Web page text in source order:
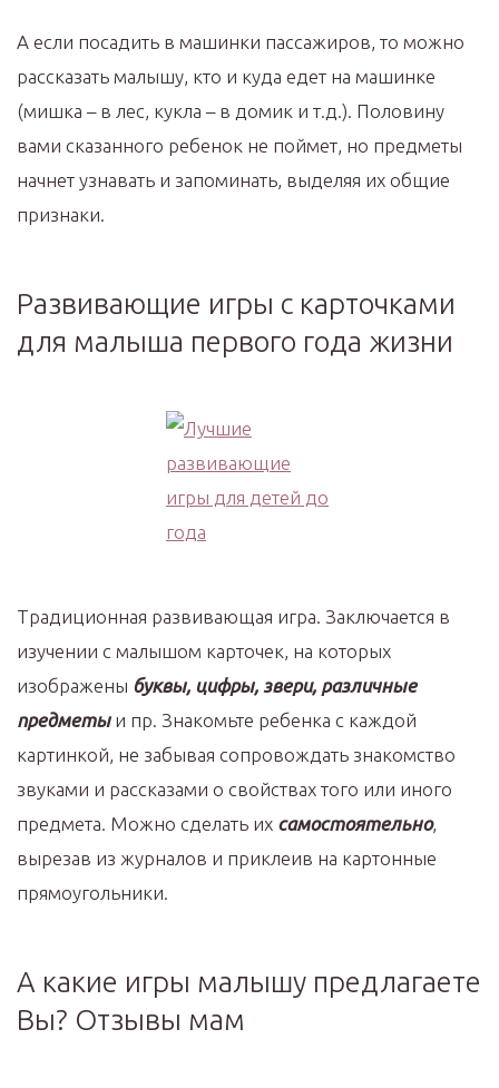
А если посадить в машинки пассажиров, то можно
рассказать малышу, кто и куда едет на машинке
(мишка – в лес, кукла – в домик и т.д.). Половину
вами сказанного ребенок не поймет, но предметы
начнет узнавать и запоминать, выделяя их общие
признаки.
Развивающие игры с карточками
для малыша первого года жизни
Традиционная развивающая игра. Заключается в
изучении с малышом карточек, на которых
изображены буквы, цифры, звери, различные
предметыи пр. Знакомьте ребенка с каждой
картинкой, не забывая сопровождать знакомство
звуками и рассказами о свойствах того или иного
предмета. Можно сделать их самостоятельно,
вырезав из журналов и приклеив на картонные
прямоугольники.
А какие игры малышу предлагаете
Вы? Отзывы мам